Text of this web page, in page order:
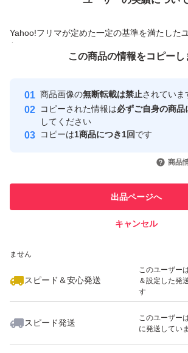
Yahoo!フリマが定めた一定の基準を満たした
付与しています
安心取引出品者
心・安全なユ
取引実績
引を完了させ
での取引実績
ません
スピード＆安心発送
このユーザー
＆設定した発
す
スピード発送
このユーザー
に発送してい
価格の相談 商
この商品の情報をコピーし
商品画像の無断転載は禁止されていま
コピーされた情報は必ずご自身の商
してください
コピーは1商品につき1回です
商品
出品ページへ
キャンセル
この商品をみている人にオススメ